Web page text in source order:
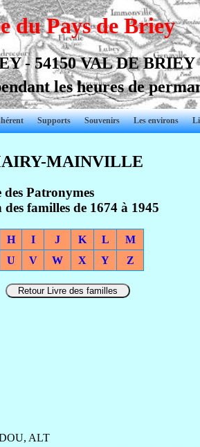
du Pays de Briey
- 54150 VAL DE BRIEY
les heures de
Supports Souvenirs Les environs
MAINVILLE
Patronymes
familles de 1674 à 1945
H I J K L
M
U V W X Y Z
Retour Livre des familles
, ALT